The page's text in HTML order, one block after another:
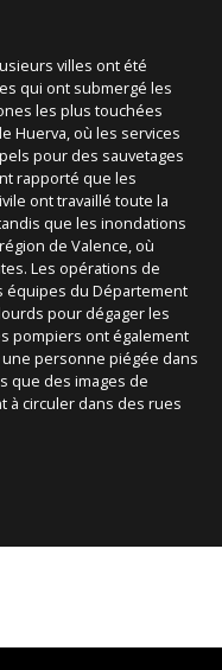
villes ont été
qui ont submergé les
les plus touchées
Huerva, où les services
pour des sauvetages
rapporté que les
ont travaillé toute la
que les inondations
de Valence, où
Les opérations de
équipes du Département
pour dégager les
pompiers ont également
personne piégée dans
que des images de
à circuler dans des rues